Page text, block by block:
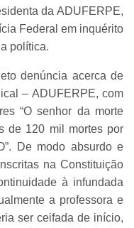
da ADUFERPE,
Federal em inquérito
política.
denúncia acerca de
– ADUFERPE, com
“O senhor da morte
de 120 mil mortes por
De modo absurdo e
na Constituição
à infundada
a professora e
ser ceifada de início,